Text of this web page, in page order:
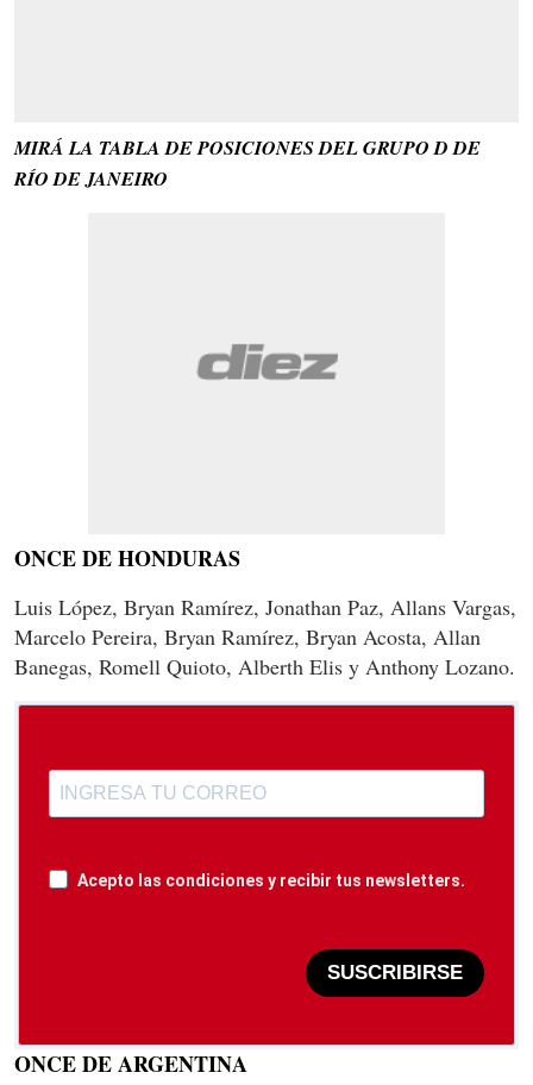
MIRÁ LA TABLA DE POSICIONES DEL GRUPO D DE
RÍO DE JANEIRO
ONCE DE HONDURAS
Luis López, Bryan Ramírez, Jonathan Paz, Allans Vargas,
Marcelo Pereira, Bryan Ramírez, Bryan Acosta, Allan
Banegas, Romell Quioto, Alberth Elis y Anthony Lozano.
Acepto las condiciones y recibir tus newsletters.
SUSCRIBIRSE
ONCE DE ARGENTINA